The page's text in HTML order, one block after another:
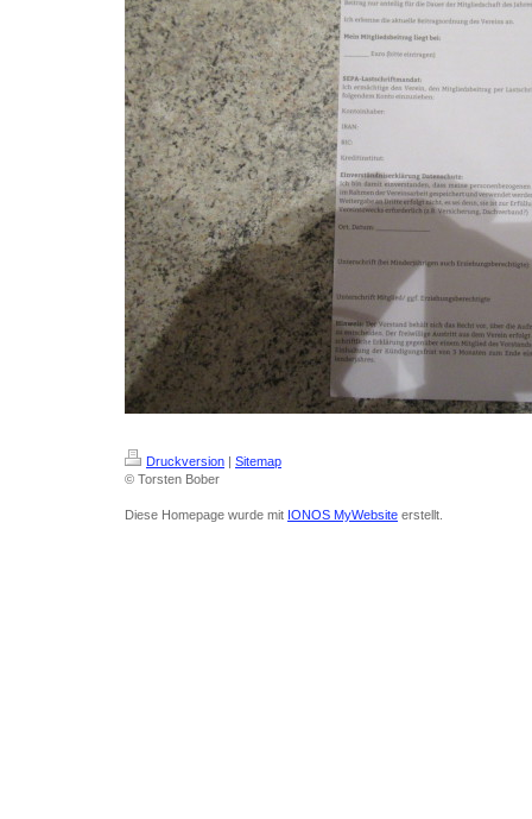
Druckversion
Sitemap
© Torsten Bober
Diese Homepage wurde mit IONOS MyWebsite erstellt.